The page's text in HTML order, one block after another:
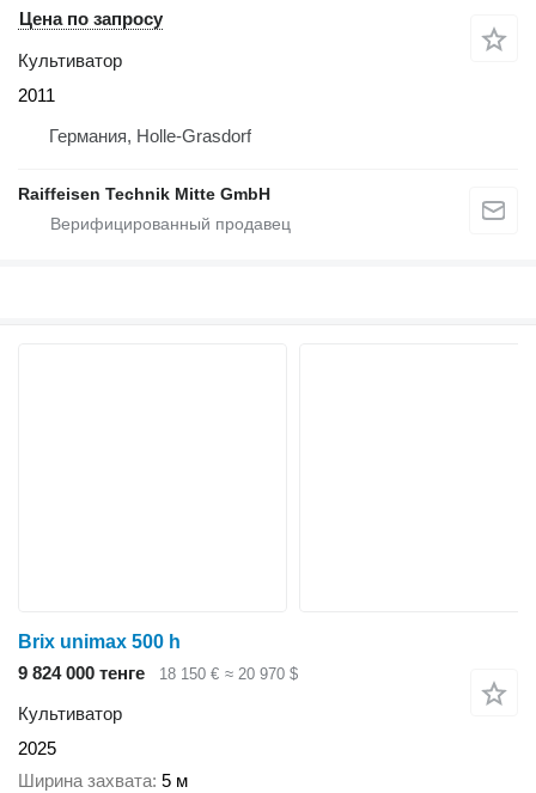
Цена по запросу
Культиватор
2011
Германия, Holle-Grasdorf
Raiffeisen Technik Mitte GmbH
Brix unimax 500 h
9 824 000 тенге
18 150 € ≈ 20 970 $
Культиватор
2025
Ширина захвата 5 м